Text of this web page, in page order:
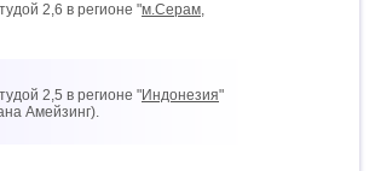
2,6 в регионе "м.Серам,
2,5 в регионе "Индонезия"
Амейзинг).